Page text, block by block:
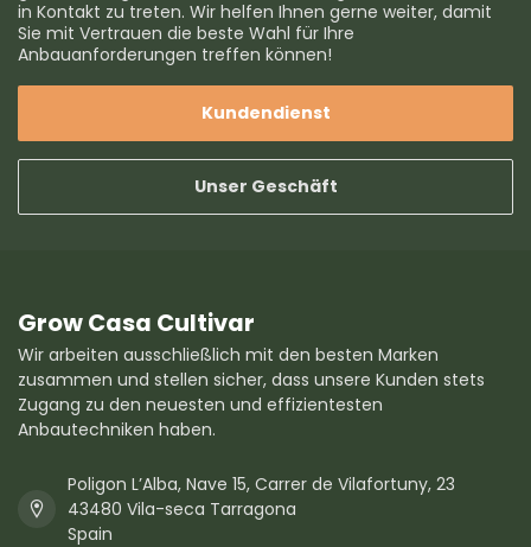
in Kontakt zu treten. Wir helfen Ihnen gerne weiter, damit
Sie mit Vertrauen die beste Wahl für Ihre
Anbauanforderungen treffen können!
Kundendienst
Unser Geschäft
Grow Casa Cultivar
Wir arbeiten ausschließlich mit den besten Marken
zusammen und stellen sicher, dass unsere Kunden stets
Zugang zu den neuesten und effizientesten
Anbautechniken haben.
Poligon L’Alba, Nave 15, Carrer de Vilafortuny, 23
43480 Vila-seca Tarragona
Spain